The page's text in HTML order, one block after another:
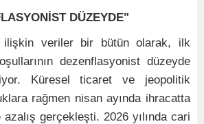
DÜZEYDE"
ilişkin veriler bir bütün olarak, ilk
dezenflasyonist düzeyde
Küresel ticaret ve jeopolitik
rağmen nisan ayında ihracatta
gerçekleşti. 2026 yılında cari